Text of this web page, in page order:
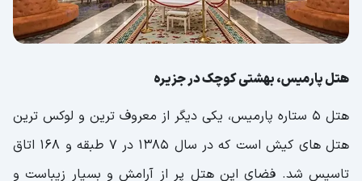
هتل پارمیس، بهشتی کوچک در جزیره
هتل 5 ستاره پارمیس، یکی دیگر از معروف ترین و لوکس ترین
هتل های کیش است که در سال 1385 در 7 طبقه و 168 اتاق
تاسیس شد. فضای این هتل پر از آرامش و بسیار زیباست و